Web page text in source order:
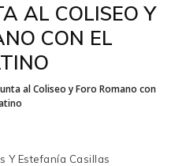
AL COLISEO Y
CON EL
al Coliseo y Foro Romano con
Y Estefanía Casillas